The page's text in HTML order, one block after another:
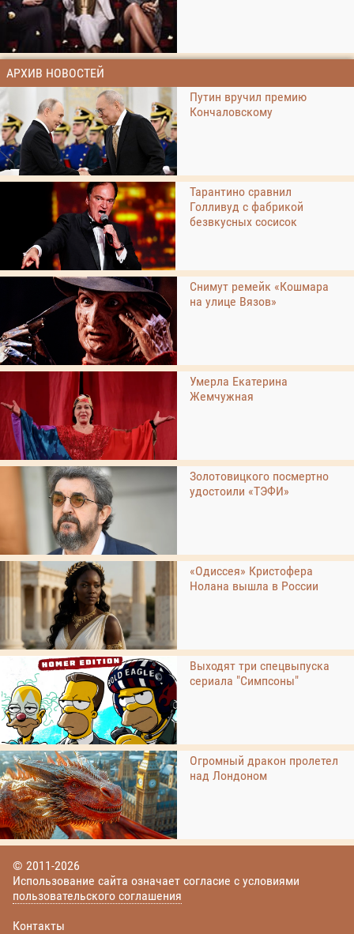
АРХИВ НОВОСТЕЙ
Путин вручил премию
Кончаловскому
Тарантино сравнил
Голливуд с фабрикой
безвкусных сосисок
Снимут ремейк «Кошмара
на улице Вязов»
Умерла Екатерина
Жемчужная
Золотовицкого посмертно
удостоили «ТЭФИ»
«Одиссея» Кристофера
Нолана вышла в России
Выходят три спецвыпуска
сериала "Симпсоны"
Огромный дракон пролетел
над Лондоном
© 2011-2026
Использование сайта означает согласие с условиями
пользовательского соглашения
Контакты